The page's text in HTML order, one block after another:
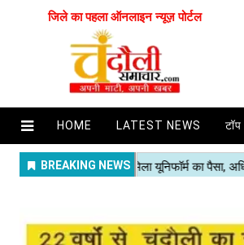
जिले का पहला ऑनलाइन न्यूज़ पोर्टल
HOME LATEST NEWS